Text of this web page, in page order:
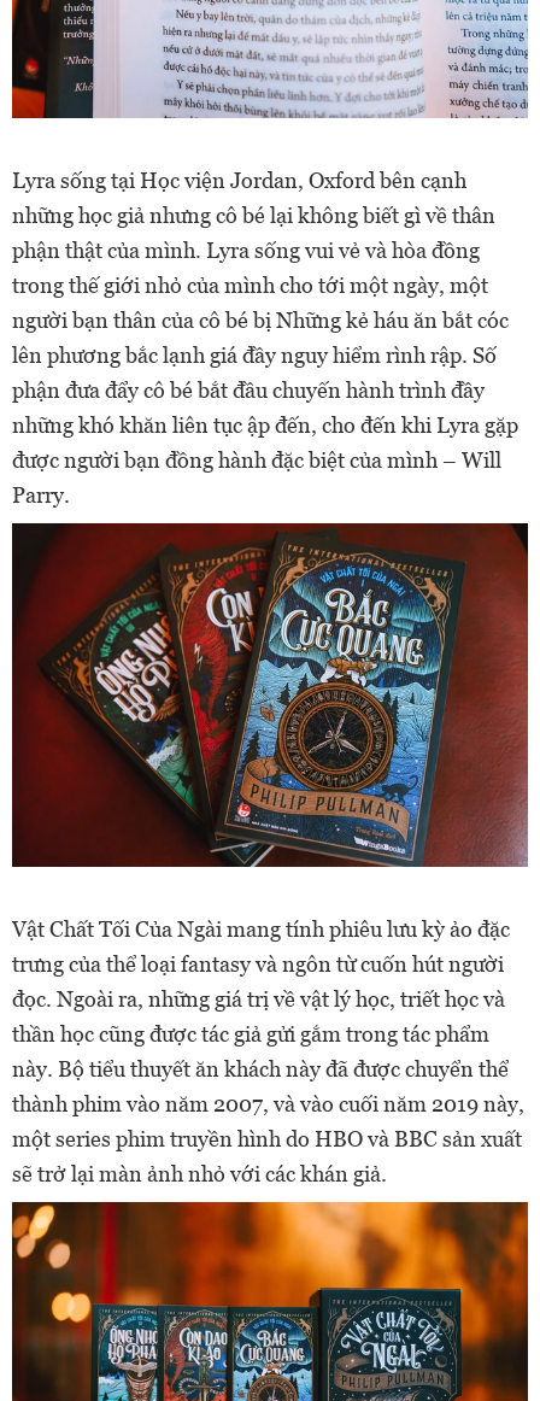
Lyra sống tại Học viện Jordan, Oxford bên cạnh
những học giả nhưng cô bé lại không biết gì về thân
phận thật của mình. Lyra sống vui vẻ và hòa đồng
trong thế giới nhỏ của mình cho tới một ngày, một
người bạn thân của cô bé bị Những kẻ háu ăn bắt cóc
lên phương bắc lạnh giá đầy nguy hiểm rình rập. Số
phận đưa đẩy cô bé bắt đầu chuyến hành trình đầy
những khó khăn liên tục ập đến, cho đến khi Lyra gặp
được người bạn đồng hành đặc biệt của mình – Will
Parry.
Vật Chất Tối Của Ngài mang tính phiêu lưu kỳ ảo đặc
trưng của thể loại fantasy và ngôn từ cuốn hút người
đọc. Ngoài ra, những giá trị về vật lý học, triết học và
thần học cũng được tác giả gửi gắm trong tác phẩm
này. Bộ tiểu thuyết ăn khách này đã được chuyển thể
thành phim vào năm 2007, và vào cuối năm 2019 này,
một series phim truyền hình do HBO và BBC sản xuất
sẽ trở lại màn ảnh nhỏ với các khán giả.